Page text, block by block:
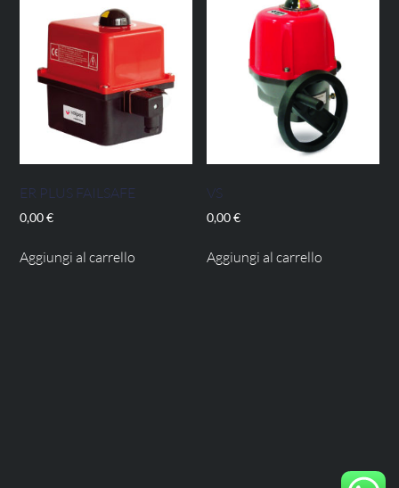
ER PLUS FAILSAFE
0,00€
Aggiungi al carrello
VS
0,00€
Aggiungi al carrello